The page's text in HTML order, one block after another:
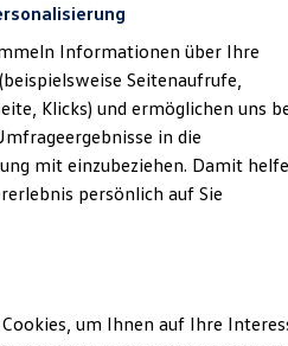
Class bei Volkswagen
dieser Seite ist die Autohaus
)
Informationen über Ihre
Seitenaufrufe,
Klicks) und ermöglichen uns
in die
mit einzubeziehen. Damit
persönlich auf Sie
um Ihnen auf Ihre